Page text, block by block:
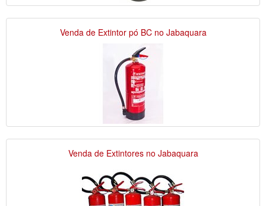
Venda de Extintor pó BC no Jabaquara
Venda de Extintores no Jabaquara